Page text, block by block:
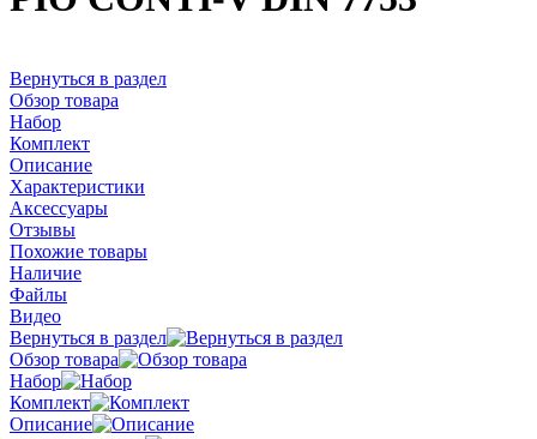
Вернуться в раздел
Обзор товара
Набор
Комплект
Описание
Характеристики
Аксессуары
Отзывы
Похожие товары
Наличие
Файлы
Видео
Вернуться в раздел
Обзор товара
Набор
Комплект
Описание